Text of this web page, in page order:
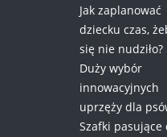
Jak zaplanować
dziecku czas,
się nie nudziło?
Duży wybór
innowacyjnych
uprzęży dla
Szafki pasujące